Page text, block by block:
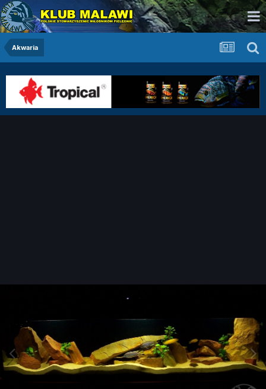
Akwaria